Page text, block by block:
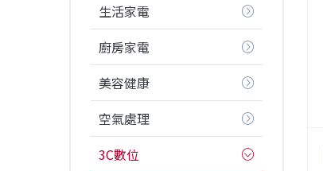
生活家電
廚房家電
美容健康
空氣處理
3C數位